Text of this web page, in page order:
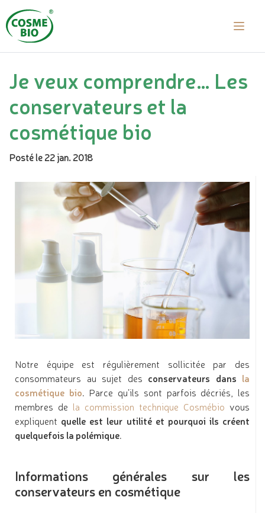
Je veux comprendre… Les
conservateurs et la
cosmétique bio
Posté le 22 jan. 2018
Notre équipe est régulièrement sollicitée par des
consommateurs au sujet des conservateurs dans la
cosmétique bio. Parce qu’ils sont parfois décriés, les
membres de la commission technique Cosmébio vous
expliquent quelle est leur utilité et pourquoi ils créent
quelquefois la polémique.
Informations générales sur les
conservateurs en cosmétique